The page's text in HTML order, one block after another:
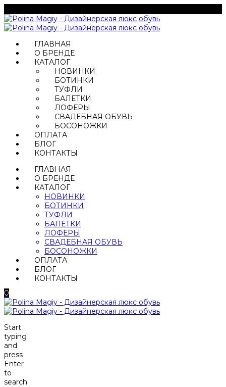
ГЛАВНАЯ
О БРЕНДЕ
КАТАЛОГ
НОВИНКИ
БОТИНКИ
ТУФЛИ
БАЛЕТКИ
ЛОФЕРЫ
СВАДЕБНАЯ ОБУВЬ
БОСОНОЖКИ
ОПЛАТА
БЛОГ
КОНТАКТЫ
ГЛАВНАЯ
О БРЕНДЕ
КАТАЛОГ
НОВИНКИ
БОТИНКИ
ТУФЛИ
БАЛЕТКИ
ЛОФЕРЫ
СВАДЕБНАЯ ОБУВЬ
БОСОНОЖКИ
ОПЛАТА
БЛОГ
КОНТАКТЫ
0
Start
typing
and
press
Enter
to
search